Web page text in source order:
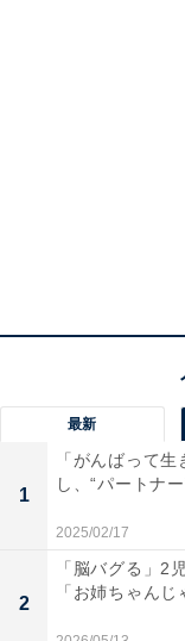
最新
1
「がんばって
し、“パートナ
2025/02/17
2
「脳バグる」2
「お姉ちゃん